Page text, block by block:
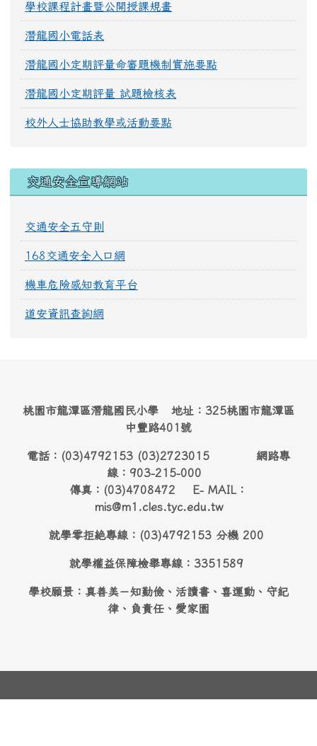
學校課程計畫暨公開授課規畫
潛龍國小電話表
潛龍國小定期評量命審題機制實施要點
潛龍國小定期評量 試題檢核表
校外人士協助教學或活動要點
交通安全宣導網站
交通安全五守則
168交通安全入口網
機車危險感知教育平台
道安資訊查詢網
桃園市龍潭區潛龍國民小學 地址：325桃園市龍潭區
中豐路401號
電話：(03)4792153 (03)2723015 網路專
線：903-215-000
傳真：(03)4708472 E- MAIL：
mis@m1.cles.tyc.edu.tw
就學零拒絶專線：(03)4792153 分機 200
就學權益保障檢舉專線：3351589
學校願景：真善美－知勤儉、活讀書、喜運動、守紀
律、負責任、愛家園